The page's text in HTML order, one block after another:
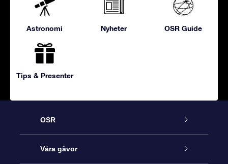
Astronomi Nyheter OSR Guide
Tips & Presenter
OSR
Kundtjänst
Våra gåvor